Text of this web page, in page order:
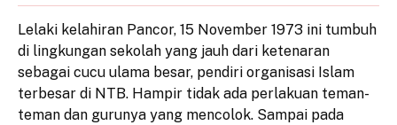
Lelaki kelahiran Pancor, 15 November 1973 ini tumbuh
di lingkungan sekolah yang jauh dari ketenaran
sebagai cucu ulama besar, pendiri organisasi Islam
terbesar di NTB. Hampir tidak ada perlakuan teman-
teman dan gurunya yang mencolok. Sampai pada